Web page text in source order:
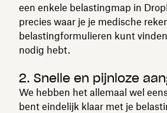
een enkele belastingmap in
precies waar je je medische
belastingformulieren kunt
nodig hebt.
2. Snelle en pijnloze
We hebben het allemaal wel
bent eindelijk klaar met je